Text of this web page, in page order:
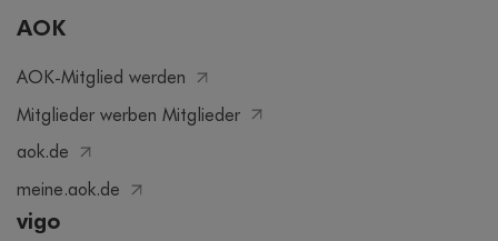
AOK
AOK-Mitglied werden
Mitglieder werben Mitglieder
aok.de
meine.aok.de
vigo